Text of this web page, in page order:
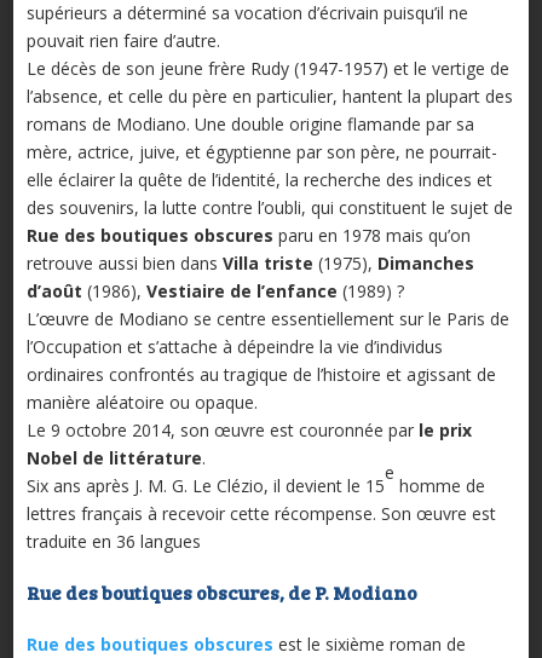
supérieurs a déterminé sa vocation d’écrivain puisqu’il ne
pouvait rien faire d’autre.
Le décès de son jeune frère Rudy (1947-1957) et le vertige de
l’absence, et celle du père en particulier, hantent la plupart des
romans de Modiano. Une double origine flamande par sa
mère, actrice, juive, et égyptienne par son père, ne pourrait-
elle éclairer la quête de l’identité, la recherche des indices et
des souvenirs, la lutte contre l’oubli, qui constituent le sujet de
Rue des boutiques obscures paru en 1978 mais qu’on
retrouve aussi bien dans Villa triste (1975), Dimanches
d’août (1986), Vestiaire de l’enfance (1989) ?
L’œuvre de Modiano se centre essentiellement sur le Paris de
l’Occupation et s’attache à dépeindre la vie d’individus
ordinaires confrontés au tragique de l’histoire et agissant de
manière aléatoire ou opaque.
Le 9 octobre 2014, son œuvre est couronnée par le prix
Nobel de littérature.
Six ans après J. M. G. Le Clézio, il devient le 15
e
homme de
lettres français à recevoir cette récompense. Son œuvre est
traduite en 36 langues
Rue des boutiques obscures, de P. Modiano
Rue des boutiques obscures est le sixième roman de